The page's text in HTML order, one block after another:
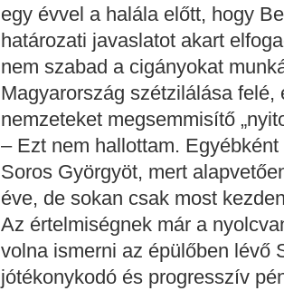
egy évvel a halála előtt, hogy
határozati javaslatot akart
nem szabad a cigányokat
Magyarország szétzilálása
nemzeteket megsemmisítő
– Ezt nem hallottam.
Soros Györgyöt, mert
éve, de sokan csak most
Az értelmiségnek már a
volna ismerni az épülőben lévő
jótékonykodó és progresszív